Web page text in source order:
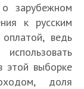
зарубежном
к русским
ведь
этой выборке
доля